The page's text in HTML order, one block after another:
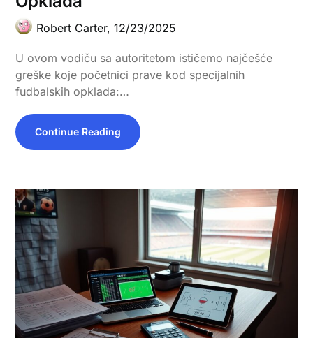
Robert Carter,12/23/2025
U ovom vodiču sa autoritetom ističemo najčešće
greške koje početnici prave kod specijalnih
fudbalskih opklada:…
Continue Reading